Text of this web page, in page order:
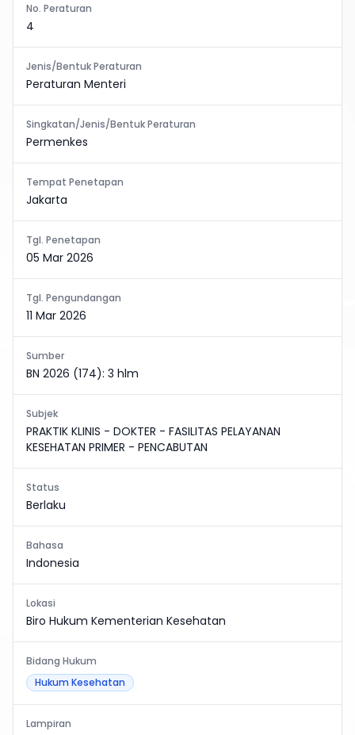
No. Peraturan
4
Jenis/Bentuk Peraturan
Peraturan Menteri
Singkatan/Jenis/Bentuk Peraturan
Permenkes
Tempat Penetapan
Jakarta
Tgl. Penetapan
05 Mar 2026
Tgl. Pengundangan
11 Mar 2026
Sumber
BN 2026 (174): 3 hlm
Subjek
PRAKTIK KLINIS - DOKTER - FASILITAS PELAYANAN
KESEHATAN PRIMER - PENCABUTAN
Status
Berlaku
Bahasa
Indonesia
Lokasi
Biro Hukum Kementerian Kesehatan
Bidang Hukum
Hukum Kesehatan
Lampiran